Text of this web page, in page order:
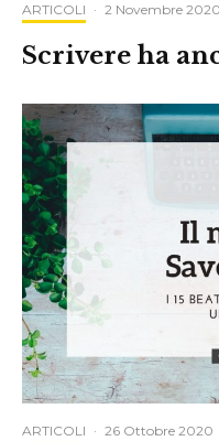
ARTICOLI · 2 Novembre 2020
Scrivere ha
ARTICOLI · 26 Ottobre 2020